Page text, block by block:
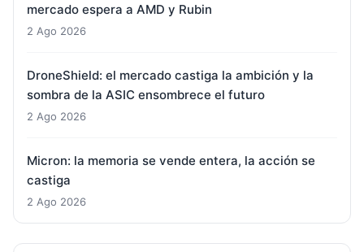
mercado espera a AMD y Rubin
2 Ago 2026
DroneShield: el mercado castiga la ambición y la
sombra de la ASIC ensombrece el futuro
2 Ago 2026
Micron: la memoria se vende entera, la acción se
castiga
2 Ago 2026